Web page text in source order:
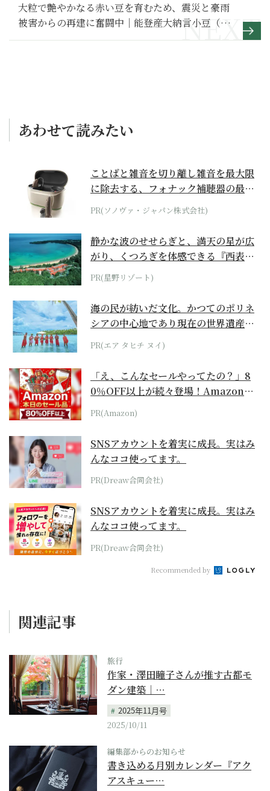
大粒で艶やかなる赤い豆を育むため、震災と豪雨
被害からの再建に奮闘中｜能登産大納言小豆（農
業法人すえひろ・石川県珠洲市）【北陸の美味を
あわせて読みたい
ことばと雑音を切り離し雑音を最大限
に除去する、フォナック補聴器の最上
位モデル
PR(ソノヴァ・ジャパン株式会社)
静かな波のせせらぎと、満天の星が広
がり、くつろぎを体感できる『西表島
ホテル by...
PR(星野リゾート)
海の民が紡いだ文化。かつてのポリネ
シアの中心地であり現在の世界遺産か
らみえてくる...
PR(エア タヒチ ヌイ)
「え、こんなセールやってたの？」8
0％OFF以上が続々登場！Amazonの
本気が...
PR(Amazon)
SNSアカウントを着実に成長。実はみ
んなココ使ってます。
PR(Dreaw合同会社)
SNSアカウントを着実に成長。実はみ
んなココ使ってます。
PR(Dreaw合同会社)
Recommended by
関連記事
旅行
作家・澤田瞳子さんが推す古都モ
ダン建築｜…
2025年11月号
2025/10/11
編集部からのお知らせ
書き込める月別カレンダー『アク
アスキュー…